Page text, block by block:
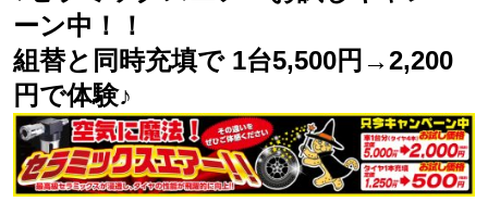
ーン中！！
組替と同時充填で 1台5,500円→2,200
円で体験♪